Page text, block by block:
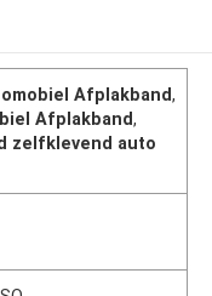
Afplakband,
Afplakband,
zelfklevend auto